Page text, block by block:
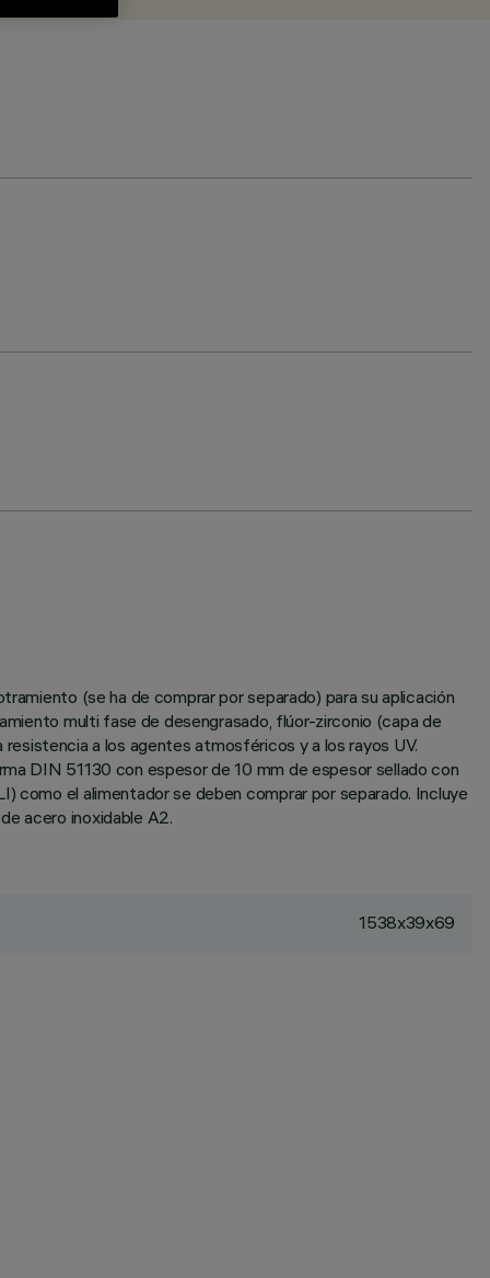
(se ha de comprar por separado) para su aplicación
multi fase de desengrasado, flúor-zirconio (capa de
a los agentes atmosféricos y a los rayos UV.
DIN 51130 con espesor de 10 mm de espesor sellado con
como el alimentador se deben comprar por separado. Incluye
acero inoxidable A2.
1538x39x69